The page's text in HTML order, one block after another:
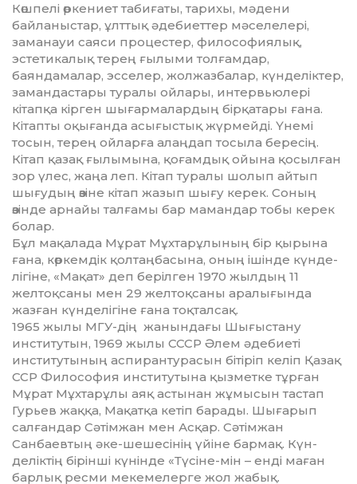
Көшпелі өркениет табиғаты, та­рихы, мәдени
байланыстар, ұлт­тық әдебиеттер мәселелері,
заманауи саяси процестер, философия­лық,
эстетикалық терең ғылыми тол­ғамдар,
баяндамалар, эсселер, жол­жазбалар, күнделіктер,
заман­дас­тары туралы ойлары, инте­р­вью­лері
кітапқа кірген шығармалардың бірқатары ғана.
Кітапты оқығанда асығыстық жүрмейді. Үнемі
тосын, те­рең ойларға алаңдап тосыла бе­ре­сің.
Кітап қазақ ғылымына, қо­ғам­дық ойына қосылған
зор үлес, жаңа леп. Кітап туралы шолып ай­тып
шығудың өзіне кітап жазып шы­ғу керек. Соның
өзінде арнайы тал­ғамы бар мамандар тобы керек
бо­лар.
Бұл мақалада Мұрат Мұхтарұлы­ның бір қырына
ғана, көркемдік қол­таңбасына, оның ішінде күн­де­
лігіне, «Мақат» деп берілген 1970 жыл­дың 11
желтоқсаны мен 29 жел­тоқ­саны аралығында
жазған күн­делігіне ғана тоқталсақ.
1965 жылы МГУ-дің жанындағы Шығыстану
институтын, 1969 жы­лы СССР Әлем әдебиеті
институты­ның аспирантурасын бітіріп келіп Қа­зақ
ССР Философия институтына қызметке тұрған
Мұрат Мұх­тар­ұлы аяқ астынан жұмысын тастап
Гурьев жаққа, Мақатқа кетіп барады. Шығарып
салғандар Сәтімжан мен Асқар. Сәтімжан
Санбаевтың әке-шешесінің үйіне бармақ. Күн­
делік­тің бірінші күнінде «Түсіне-мін – енді маған
барлық ресми ме­кемелерге жол жабық.